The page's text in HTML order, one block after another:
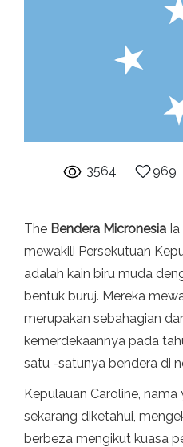
3564 969
The Bendera Micronesia
mewakili Persekutuan
adalah kain biru muda
bentuk buruj. Mereka
merupakan sebahagian
kemerdekaannya pada
satu -satunya bendera di
Kepulauan Caroline,
sekarang diketahui,
berbeza mengikut kuasa